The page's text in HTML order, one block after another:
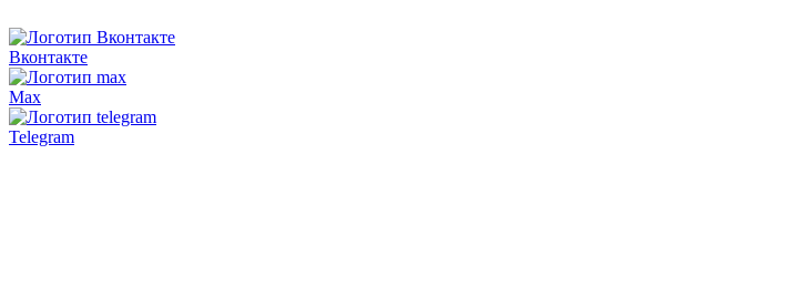
Вконтакте
Max
Telegram